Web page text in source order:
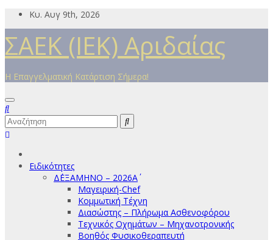
Μετάβαση
περιεχόμενο
Κυ. Αυγ 9th, 2026
ΣΑΕΚ (ΙΕΚ) Αριδαίας
Η Επαγγελματική Κατάρτιση Σήμερα!
Ειδικότητες
Δ΄ΕΞΑΜΗΝΟ – 2026Α΄
Μαγειρική-Chef
Κομμωτική Τέχνη
Διασώστης – Πλήρωμα Ασθενοφόρου
Τεχνικός Οχημάτων – Μηχανοτρονικής
Βοηθός Φυσικοθεραπευτή